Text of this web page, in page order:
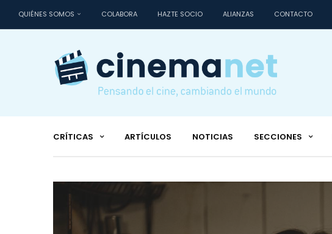
QUIÉNES SOMOS COLABORA HAZTE SOCIO ALIANZAS CONTACTO
CRÍTICAS ARTÍCULOS NOTICIAS SECCIONES